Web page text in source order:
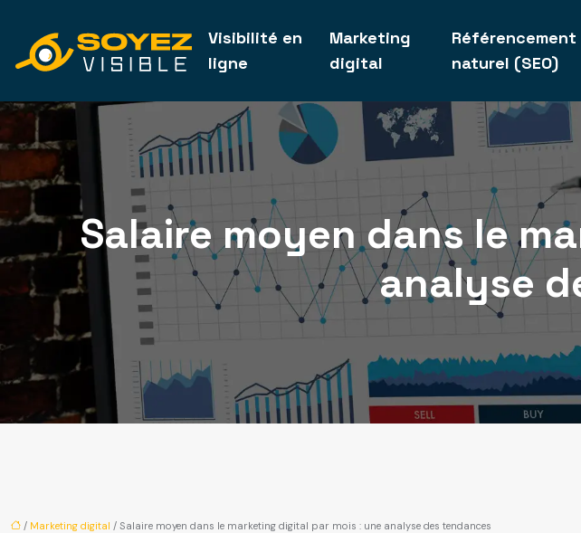
Visibilité en
ligne
Marketing
digital
Référencement
naturel (SEO)
Salaire moyen dans le
analyse
/ Marketing digital / Salaire moyen dans le marketing digital par mois : une analyse des tendances